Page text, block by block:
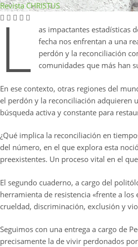
Revista CHRISTUS
L
as impactantes estadísticas
fecha nos enfrentan a una
perdón y la reconciliación
comunidades que más han
En ese contexto, otras regiones del
el perdón y la reconciliación adquieren
búsqueda activa y constante para
¿Qué implica la reconciliación en
del número, en el que explora esta
preexistentes. Un proceso vital en el
El segundo cuaderno, a cargo del
herramienta de resistencia «frente a
crueldad, discriminación, exclusión y
Seguimos con una entrega a cargo de
precisamente la de vivir perdonados